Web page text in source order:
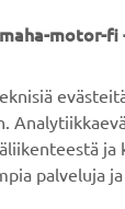
motor-fi
palveluja